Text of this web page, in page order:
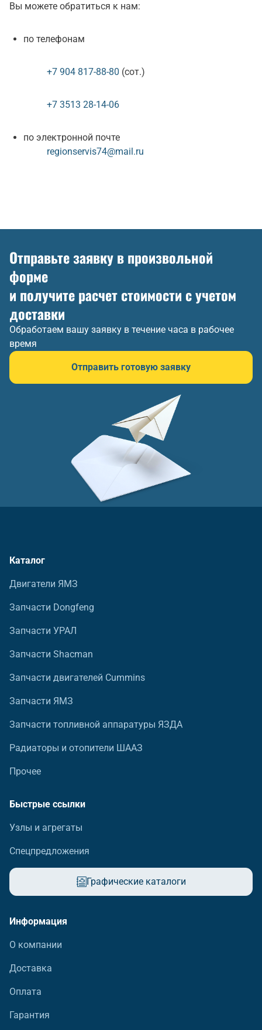
Вы можете обратиться к нам:
по телефонам
+7 904 817-88-80 (сот.)
+7 3513 28-14-06
по электронной почте
regionservis74@mail.ru
Отправьте заявку в произвольной
форме
и получите расчет стоимости с учетом
доставки
Обработаем вашу заявку в течение часа в рабочее
время
Отправить готовую заявку
Каталог
Двигатели ЯМЗ
Запчасти Dongfeng
Запчасти УРАЛ
Запчасти Shacman
Запчасти двигателей Cummins
Запчасти ЯМЗ
Запчасти топливной аппаратуры ЯЗДА
Радиаторы и отопители ШААЗ
Прочее
Быстрые ссылки
Узлы и агрегаты
Спецпредложения
Графические каталоги
Информация
О компании
Доставка
Оплата
Гарантия